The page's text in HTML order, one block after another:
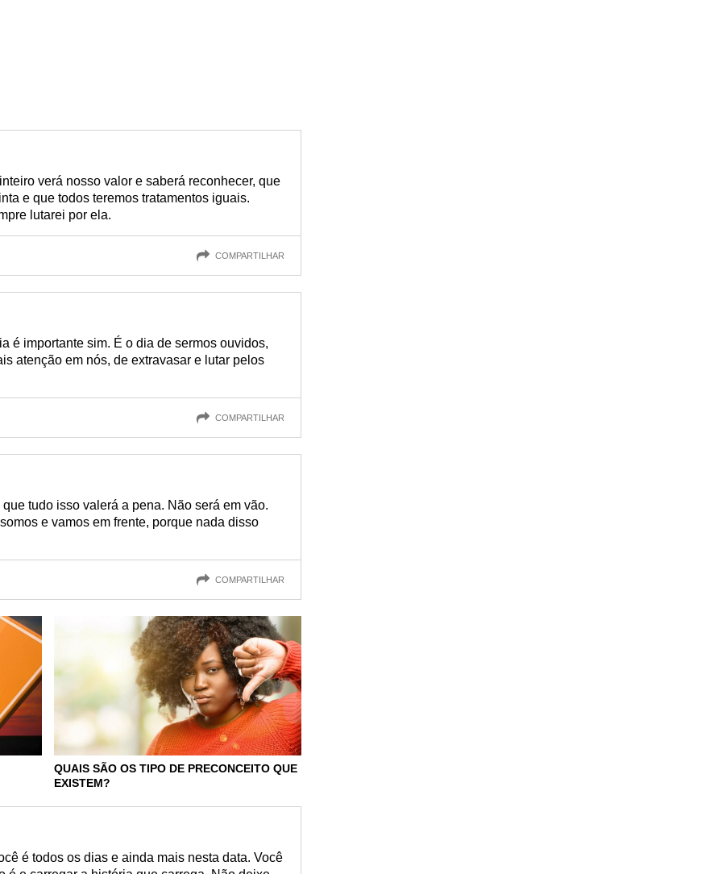
verá nosso valor e saberá reconhecer, que
e que todos teremos tratamentos iguais.
lutarei por ela.
COMPARTILHAR
é importante sim. É o dia de sermos ouvidos,
atenção em nós, de extravasar e lutar pelos
COMPARTILHAR
tudo isso valerá a pena. Não será em vão.
e vamos em frente, porque nada disso
COMPARTILHAR
QUAIS SÃO OS TIPO DE PRECONCEITO QUE
EXISTEM?
é todos os dias e ainda mais nesta data. Você